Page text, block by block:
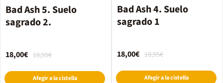
Bad Ash 5. Suelo
sagrado 2.
18,95€
18,00€
Afegir a la cistella
Bad Ash 4. Suelo
sagrado 1
18,95€
18,00€
Afegir a la cistella